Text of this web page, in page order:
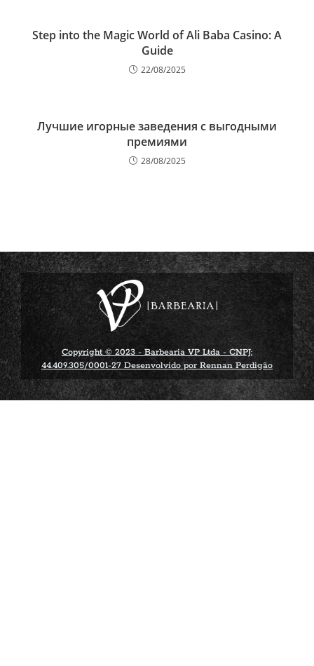
Step into the Magic World of Ali Baba Casino: A
Guide
22/08/2025
Лучшие игорные заведения с выгодными
премиями
28/08/2025
Copyright © 2023 - Barbearia VP Ltda - CNPJ:
44.409.305/0001-27 Desenvolvido por Rennan Perdigão